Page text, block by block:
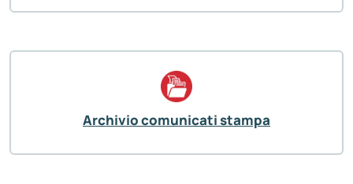
Archivio comunicati stampa